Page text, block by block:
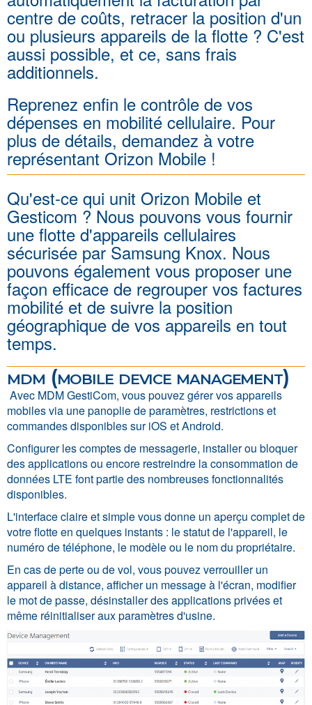
centre de coûts, retracer la position d'un
ou plusieurs appareils de la flotte ? C'est
aussi possible, et ce, sans frais
additionnels.
Reprenez enfin le contrôle de vos
dépenses en mobilité cellulaire. Pour
plus de détails, demandez à votre
représentant Orizon Mobile !
Qu'est-ce qui unit Orizon Mobile et
Gesticom ? Nous pouvons vous fournir
une flotte d'appareils cellulaires
sécurisée par Samsung Knox. Nous
pouvons également vous proposer une
façon efficace de regrouper vos factures
mobilité et de suivre la position
géographique de vos appareils en tout
temps.
mdm (mobile device management)
Avec MDM GestiCom, vous pouvez gérer vos appareils
mobiles via une panoplie de paramètres, restrictions et
commandes disponibles sur iOS et Android.
Configurer les comptes de messagerie, installer ou bloquer
des applications ou encore restreindre la consommation de
données LTE font partie des nombreuses fonctionnalités
disponibles.
L'interface claire et simple vous donne un aperçu complet de
votre flotte en quelques instants : le statut de l'appareil, le
numéro de téléphone, le modèle ou le nom du propriétaire.
En cas de perte ou de vol, vous pouvez verrouiller un
appareil à distance, afficher un message à l'écran, modifier
le mot de passe, désinstaller des applications privées et
même réinitialiser aux paramètres d'usine.